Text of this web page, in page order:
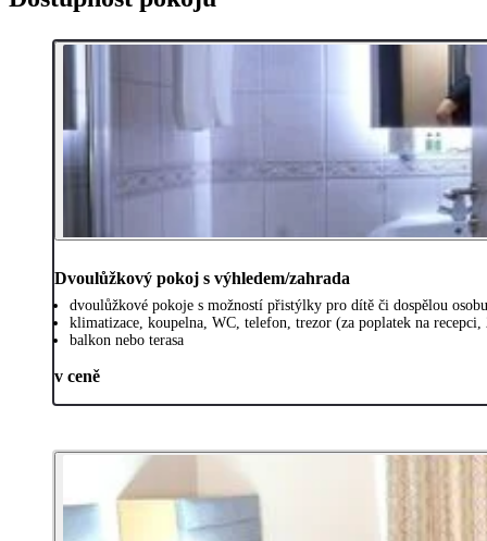
Dvoulůžkový pokoj s výhledem/zahrada
dvoulůžkové pokoje s možností přistýlky pro dítě či dospělou osobu
klimatizace, koupelna, WC, telefon, trezor (za poplatek na
balkon nebo terasa
v ceně